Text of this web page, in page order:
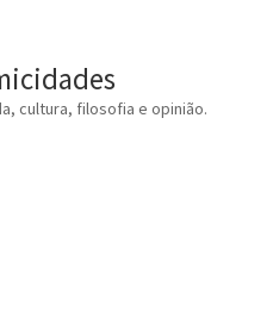
cultura, filosofia e opinião.